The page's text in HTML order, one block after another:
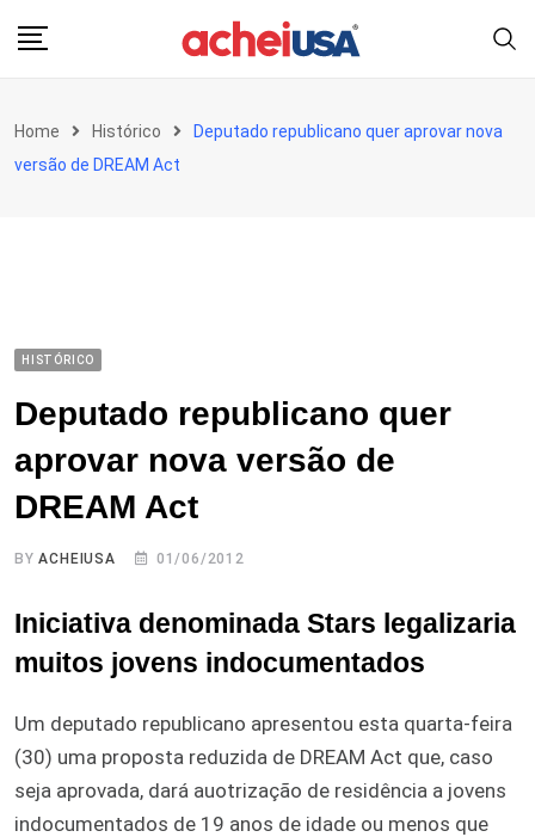
Home Histórico
Deputado republicano quer aprovar nova
versão de DREAM Act
HISTÓRICO
Deputado republicano quer
aprovar nova versão de
DREAM Act
BYACHEIUSA 01/06/2012
Iniciativa denominada Stars legalizaria
muitos jovens indocumentados
Um deputado republicano apresentou esta quarta-feira
(30) uma proposta reduzida de DREAM Act que, caso
seja aprovada, dará auotrização de residência a jovens
indocumentados de 19 anos de idade ou menos que